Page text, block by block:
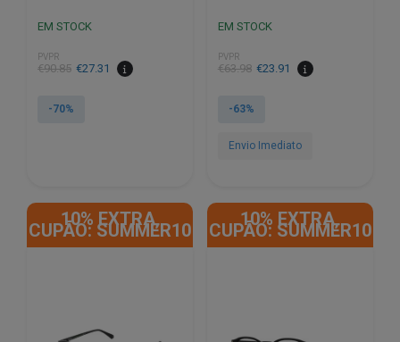
EM STOCK
PVPR
€90.85
O
original
€27.31
O
atual
-70%
EM STOCK
PVPR
€63.98
O
original
€63.98.
€23.91
O
atual
€23.91.
-63%
Envio Imediato
10% EXTRA,
CUPÃO: SUMMER10
10% EXTRA,
CUPÃO: SUMMER10